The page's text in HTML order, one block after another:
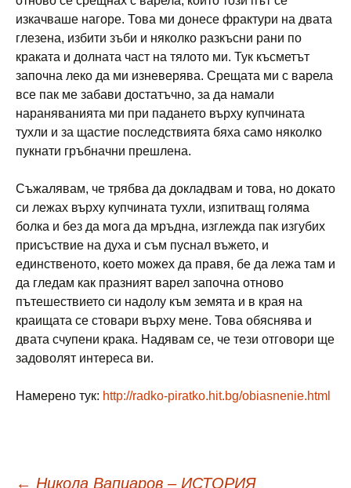
изкачваше нагоре. Това ми донесе фрактури на двата
глезена, избити зъби и няколко разкъсни рани по
краката и долната част на тялото ми. Тук късметът
започна леко да ми изневерява. Срещата ми с варела
все пак ме забави достатъчно, за да намали
нараняванията ми при падането върху купчината
тухли и за щастие последствията бяха само няколко
пукнати гръбначни прешлена.
Съжалявам, че трябва да докладвам и това, но докато
си лежах върху купчината тухли, изпитващ голяма
болка и без да мога да мръдна, изглежда пак изгубих
присъствие на духа и съм пуснал въжето, и
единственото, което можех да правя, бе да лежа там и
да гледам как празният варел започна отново
пътешествието си надолу към земята и в края на
краищата се стовари върху мене. Това обяснява и
двата счупени крака. Надявам се, че тези отговори ще
задоволят интереса ви.
Намерено тук: http://radko-piratko.hit.bg/obiasnenie.html
← Никола Вапцаров – ИСТОРИЯ